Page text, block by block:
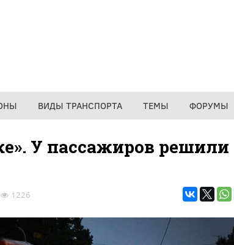
ВИДЫ ТРАНСПОРТА ТЕМЫ ФОРУМЫ
У пассажиров решили
1226